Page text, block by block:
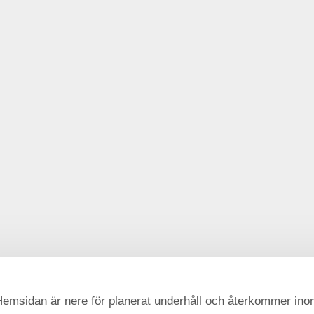
är nere för planerat underhåll och återkommer